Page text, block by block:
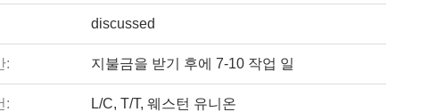
discussed
: 지불금을 받기 후에 7-10 작업 일
: L/C, T/T, 웨스턴 유니온